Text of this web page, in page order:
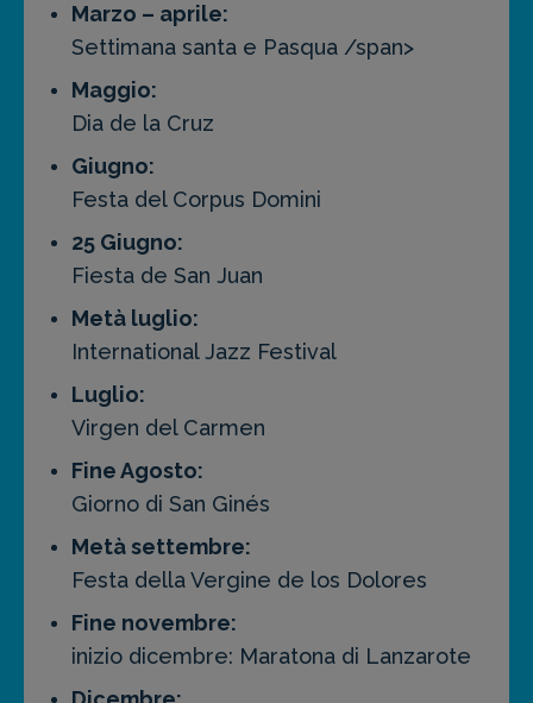
Marzo – aprile:
Settimana santa e Pasqua /span>
Maggio:
Dia de la Cruz
Giugno:
Festa del Corpus Domini
25 Giugno:
Fiesta de San Juan
Metà luglio:
International Jazz Festival
Luglio:
Virgen del Carmen
Fine Agosto:
Giorno di San Ginés
Metà settembre:
Festa della Vergine de los Dolores
Fine novembre:
inizio dicembre: Maratona di Lanzarote